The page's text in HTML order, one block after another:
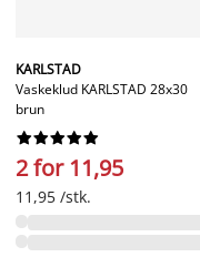
KARLSTAD
Vaskeklud KARLSTAD 28x30
brun






2 for 11,95
11,95 /stk.